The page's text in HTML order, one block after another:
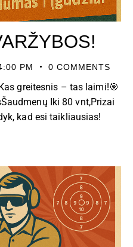
PM 0 COMMENTS
greitesnis – tas laimi!🎯
Iki 80 vnt,Prizai
kad esi taikliausias!